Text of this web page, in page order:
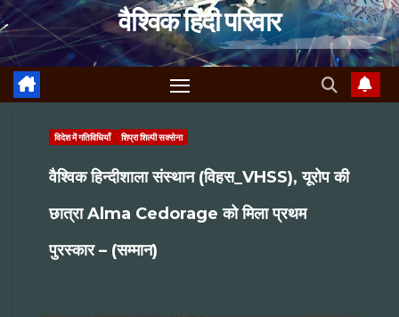
वैश्विक हिंदी परिवार
विदेश में गतिविधियाँ शिप्रा शिल्पी सक्सेना
वैश्विक हिन्दीशाला संस्थान (विहस_VHSS), यूरोप की
छात्रा Alma Cedorage को मिला प्रथम
पुरस्कार – (सम्मान)